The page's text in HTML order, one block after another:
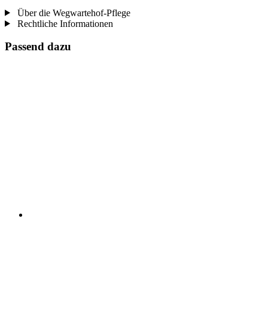
Über die Wegwartehof-Pflege
Rechtliche Informationen
Passend dazu